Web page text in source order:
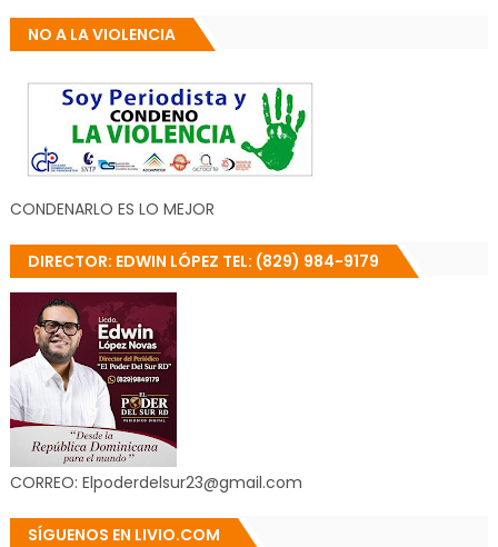
NO A LA VIOLENCIA
CONDENARLO ES LO MEJOR
DIRECTOR: EDWIN LÓPEZ TEL: (829) 984-9179
CORREO: Elpoderdelsur23@gmail.com
SÍGUENOS EN LIVIO.COM